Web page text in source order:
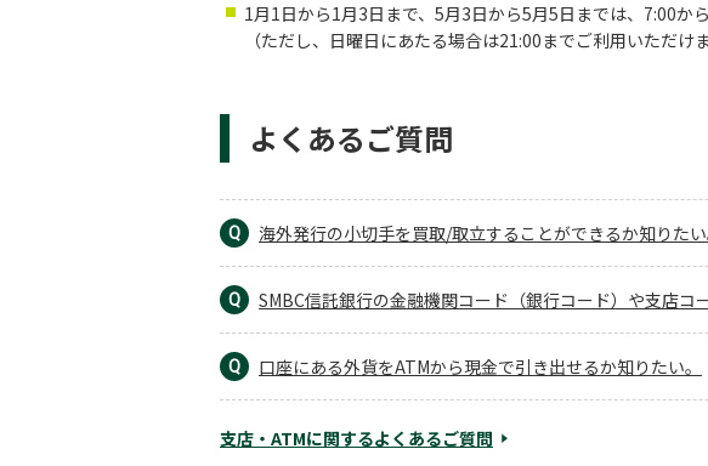
1月1日から1月3日まで、5月3日から5月5日までは、7:00か
（ただし、日曜日にあたる場合は21:00までご利用いただけま
よくあるご質問
Q 海外発行の小切手を買取/取立することができるか知りたい
Q SMBC信託銀行の金融機関コード（銀行コード）や支店コ
Q 口座にある外貨をATMから現金で引き出せるか知りたい。
支店・ATMに関するよくあるご質問